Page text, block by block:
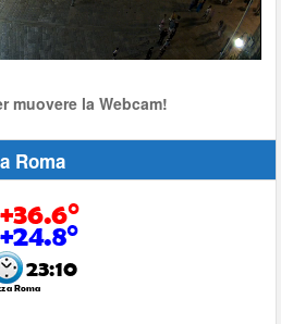
muovere la Webcam!
Roma